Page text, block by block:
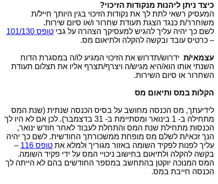
כיצד ניתן ליהנות מנקודות הזיכוי?
המעסיק רשאי לתת לך את נקודות הזיכוי בגין היותך חייל/ת
משוחרר/ת כנגד הצגת תעודת שחרור ו/או סיום שירות.
לשם כך יהיה עליך להגיש למעסיקך הצהרה על גבי טופס 101/130
– כרטיס עובד ובקשה להקלה ולתיאום מס.
עצמאי/ת ידרוש/תדרוש את הזיכוי המגיע לו/ה במסגרת הדוח
השנתי אותו הוא/היא מגיש/ה ויצרף/תצרף אליו את תצלום תעודת
השחרור או סיום השירות.
הקלות במס ותיאום מס
לידיעתך, מס הכנסה מחושב על בסיס הכנסה שנתית (שנת המס
מתחילה ב- 1 בינואר
ומסתיימת ב- 31 בדצמבר) . לכן אם לא היו לך
הכנסות מתחילת שנת המס והתחלת לעבוד לאחר חודש ינואר,
הנך זכאי/ת לשלם מס מופחת ממשכורתך החודשית. לשם כך יהיה
עליך לפנות לפקיד השומה באזור מגוריך ולמלא את טופס 116
–
בקשה להקלה ולתיאום בחישוב ניכויי המס על ידי פקיד השומה.
המס המנוכה יוקטן בהתחשב במספר החודשים בהם לא הייתה לך
הכנסה חייבת במס.